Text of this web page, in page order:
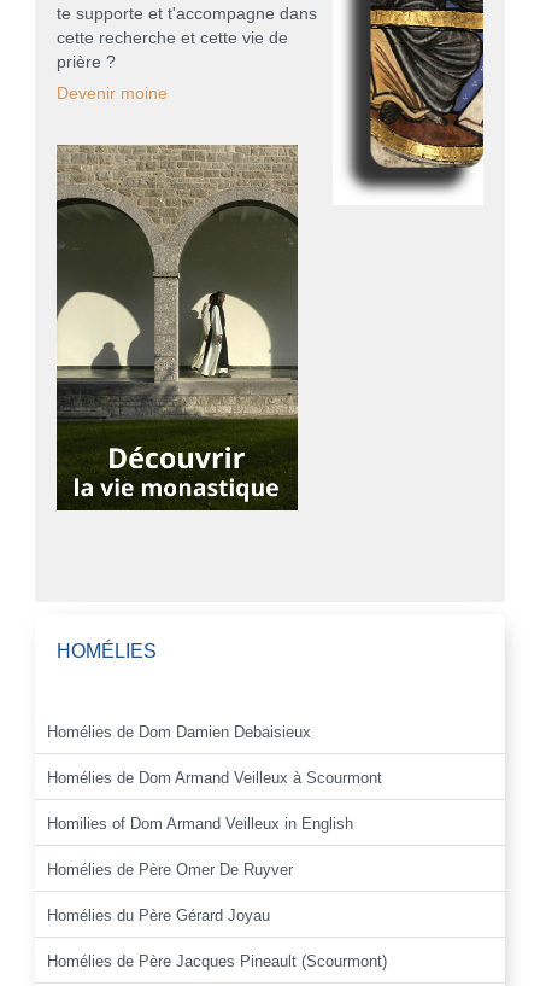
te supporte et t'accompagne dans
cette recherche et cette vie de
prière ?
Devenir moine
HOMÉLIES
Homélies de Dom Damien Debaisieux
Homélies de Dom Armand Veilleux à Scourmont
Homilies of Dom Armand Veilleux in English
Homélies de Père Omer De Ruyver
Homélies du Père Gérard Joyau
Homélies de Père Jacques Pineault (Scourmont)